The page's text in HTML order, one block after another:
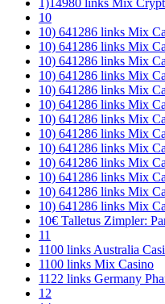
1)14980 links Mix
10
10) 641286 links Mix
10) 641286 links Mix
10) 641286 links Mix
10) 641286 links Mix
10) 641286 links Mix
10) 641286 links Mix
10) 641286 links Mix
10) 641286 links Mix
10) 641286 links Mix
10) 641286 links Mix
10) 641286 links Mix
10) 641286 links Mix
10) 641286 links Mix
10€ Talletus Zimpler:
11
1100 links Australia
1100 links Mix Casino
1122 links Germany
12